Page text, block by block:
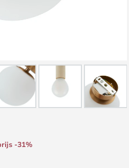
-31%